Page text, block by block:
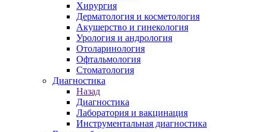
Хирургия
Дерматология и косметология
Акушерство и гинекология
Урология и андрология
Отоларинология
Офтальмология
Стоматология
Диагностика
Назад
Диагностика
Лаборатория и вакцинация
Инструментальная диагностика